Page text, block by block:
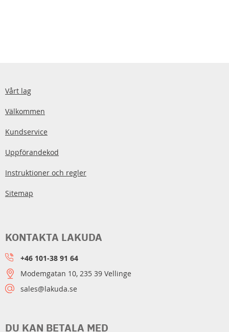
Vårt lag
Välkommen
Kundservice
Uppförandekod
Instruktioner och regler
Sitemap
DU KAN BETALA MED
KONTAKTA LAKUDA
+46 101-38 91 64
Modemgatan 10, 235 39 Vellinge
sales@lakuda.se